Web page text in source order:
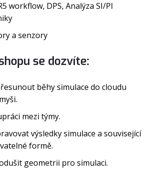
workflow, DPS, Analýza SI/PI
a senzory
se dozvíte:
běhy simulace do cloudu
mezi týmy.
výsledky simulace a související
formě.
geometrii pro simulaci.